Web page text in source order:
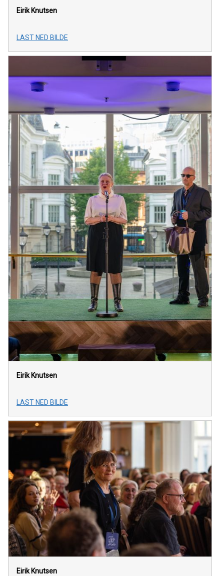
Eirik Knutsen
LAST NED BILDE
Eirik Knutsen
LAST NED BILDE
Eirik Knutsen